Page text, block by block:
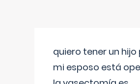
quiero tener un hijo
mi esposo está